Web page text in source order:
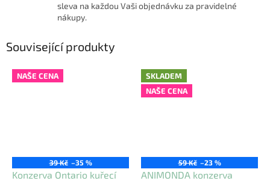
sleva na každou Vaši objednávku za pravidelné
nákupy.
Související produkty
NAŠE CENA
39 Kč –35 %
Konzerva Ontario kuřecí
SKLADEM
NAŠE CENA
59 Kč –23 %
ANIMONDA konzerva